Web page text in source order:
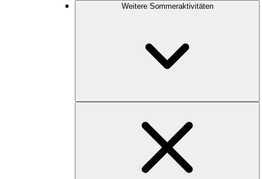
Weitere Sommeraktivitäten